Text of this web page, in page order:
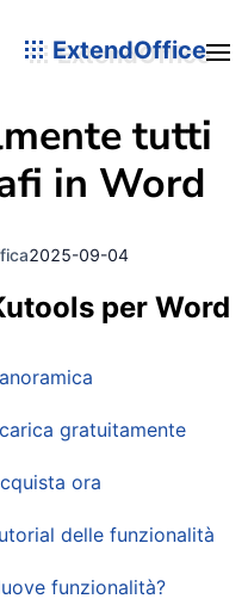
ExtendOffice
tutti
in Word
2025-09-04
per Word
gratuitamente
ora
delle funzionalità
funzionalità?